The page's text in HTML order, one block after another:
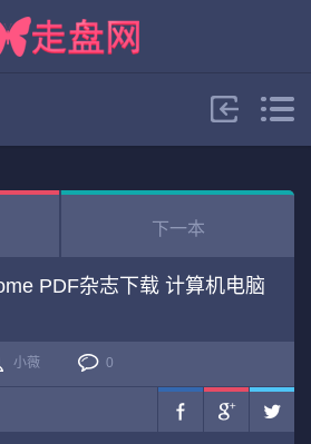
下一本
PDF杂志下载 计算机电脑
小薇 0